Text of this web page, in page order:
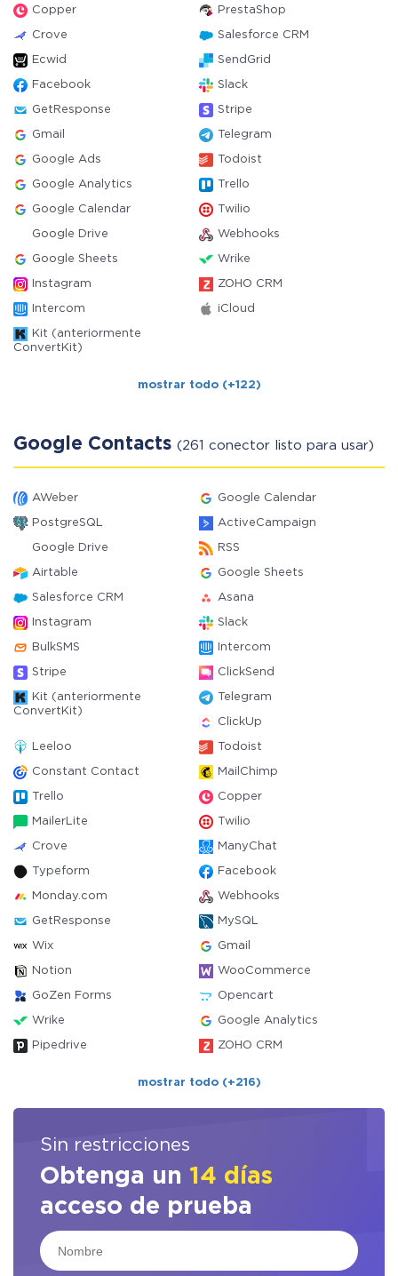
Copper PrestaShop
Crove Salesforce CRM
Ecwid SendGrid
Facebook Slack
GetResponse Stripe
Gmail Telegram
Google Ads Todoist
Google Analytics Trello
Google Calendar Twilio
Google Drive Webhooks
Google Sheets Wrike
Instagram ZOHO CRM
Intercom iCloud
Kit (anteriormente
ConvertKit)
mostrar todo (+122)
Google Contacts (261 conector listo para usar)
AWeber Google Calendar
PostgreSQL ActiveCampaign
Google Drive RSS
Airtable Google Sheets
Salesforce CRM Asana
Instagram Slack
BulkSMS Intercom
Stripe ClickSend
Kit (anteriormente
ConvertKit)
Telegram
ClickUp
Leeloo Todoist
Constant Contact MailChimp
Trello Copper
MailerLite Twilio
Crove ManyChat
Typeform Facebook
Monday.com Webhooks
GetResponse MySQL
Wix Gmail
Notion WooCommerce
GoZen Forms Opencart
Wrike Google Analytics
Pipedrive ZOHO CRM
mostrar todo (+216)
Sin restricciones
Obtenga un 14 días
acceso de prueba